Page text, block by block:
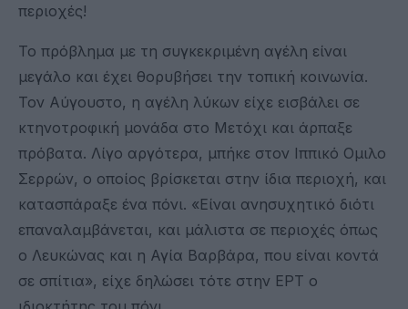
περιοχές!
Το πρόβλημα με τη συγκεκριμένη αγέλη είναι
μεγάλο και έχει θορυβήσει την τοπική κοινωνία.
Τον Αύγουστο, η αγέλη λύκων είχε εισβάλει σε
κτηνοτροφική μονάδα στο Μετόχι και άρπαξε
πρόβατα. Λίγο αργότερα, μπήκε στον Ιππικό Ομιλο
Σερρών, ο οποίος βρίσκεται στην ίδια περιοχή, και
κατασπάραξε ένα πόνι. «Είναι ανησυχητικό διότι
επαναλαμβάνεται, και μάλιστα σε περιοχές όπως
ο Λευκώνας και η Αγία Βαρβάρα, που είναι κοντά
σε σπίτια», είχε δηλώσει τότε στην ΕΡΤ ο